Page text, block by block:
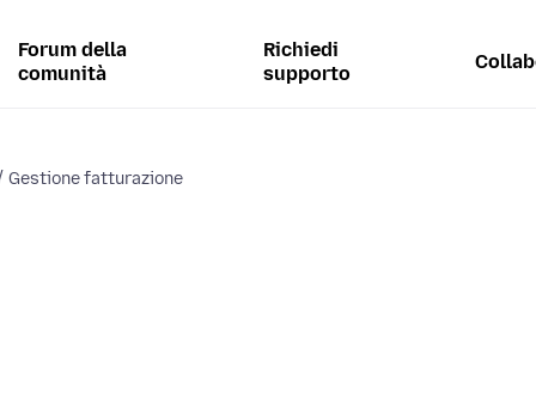
Forum della
comunità
Richiedi
supporto
Gestione fatturazione